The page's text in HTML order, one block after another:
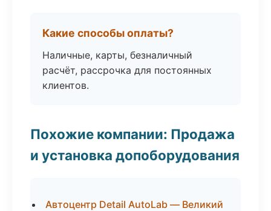
Какие способы оплаты?
Наличные, карты, безналичный
расчёт, рассрочка для постоянных
клиентов.
Похожие компании: Продажа
и установка допоборудования
Автоцентр Detail AutoLab — Великий